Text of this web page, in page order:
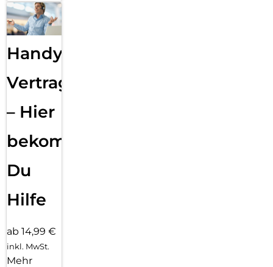
Handy
Vertragsabwicklung
– Hier
bekommst
Du
Hilfe
ab 14,99 €
inkl. MwSt.
Mehr